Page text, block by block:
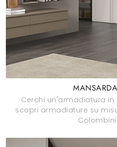
Cerchi un'armadiatura
scopri armadiature su